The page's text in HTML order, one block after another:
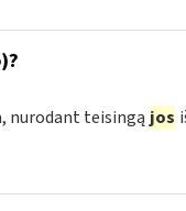
nurodant teisingą jos